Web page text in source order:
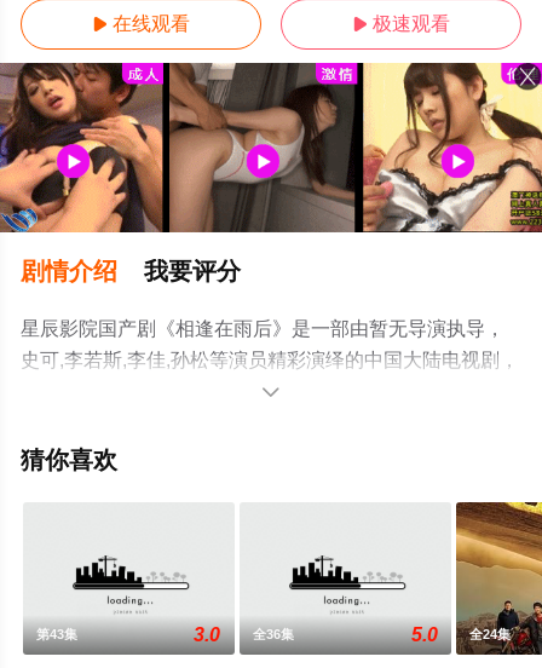
 在线观看  极速观看
剧情介绍 我要评分
星辰影院国产剧《相逢在雨后》是一部由暂无导演执导，
史可,李若斯,李佳,孙松等演员精彩演绎的中国大陆电视剧，
大结局剧情已揭晓（1-25全集），手机免费观看高清无删
步至豆瓣电视剧、电视猫或剧情网等平台了解。

猜你喜欢
第43集 3.0 全36集 5.0 全24集